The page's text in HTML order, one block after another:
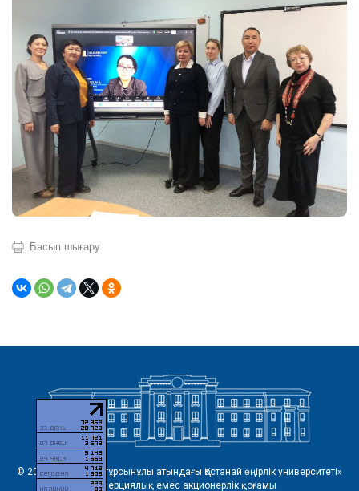
Басып шығару
© 2026 «Ахмет Байтұрсынұлы атындағы Қостанай өңірлік университеті»
коммерциялық емес акционерлік қоғамы